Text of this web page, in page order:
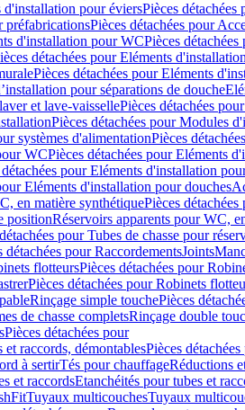
d'installation pour éviersPièces
préfabricationsPièces détachées pour
d'installation pour WCPièces
détachées pour Eléments
Pièces détachées pour Eléments
pour séparations de douche
et lave-vaissellePièces détachées
Pièces détachées pour Modules
systèmes d'alimentationPièces
WCPièces détachées pour Eléments
détachées pour Eléments d'installation
Eléments d'installation pour douches
en matière synthétiquePièces
positionRéservoirs apparents pour WC,
pour Tubes de chasse pour
détachées pour RaccordementsJoints
flotteursPièces détachées pour
Pièces détachées pour Robinets
Rinçage simple touchePièces
de chasse completsRinçage double
Pièces détachées pour
et raccords, démontablesPièces
à sertirTés pour chauffageRéductions
et raccordsEtanchéités pour tubes et
Tuyaux multicouchesTuyaux